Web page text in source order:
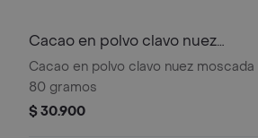
Cacao en polvo clavo nuez
moscada
Cacao en polvo clavo nuez moscada
80 gramos
$ 30.900